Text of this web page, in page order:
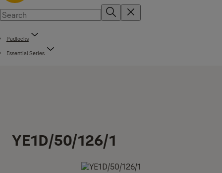
Padlocks
Essential Series
YE1D/50/126/1